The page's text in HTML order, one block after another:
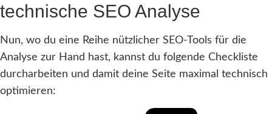
technische SEO Analyse
Nun, wo du eine Reihe nützlicher SEO-Tools für die
Analyse zur Hand hast, kannst du folgende Checkliste
durcharbeiten und damit deine Seite maximal technisch
optimieren: